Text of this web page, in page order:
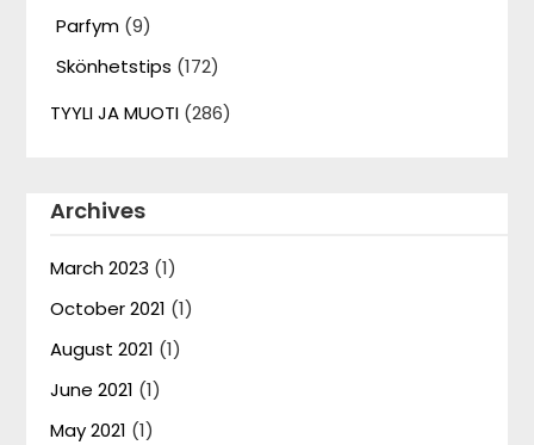
Parfym (9)
Skönhetstips (172)
TYYLI JA MUOTI (286)
Archives
March 2023 (1)
October 2021 (1)
August 2021 (1)
June 2021 (1)
May 2021 (1)